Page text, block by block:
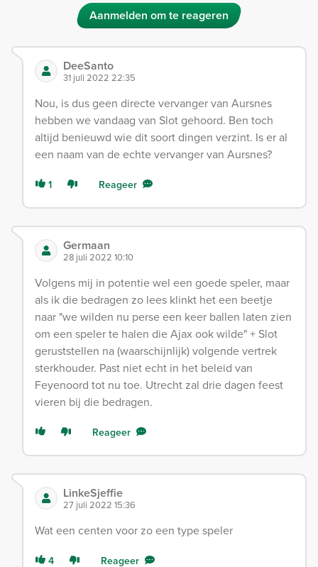
Aanmelden om te reageren
DeeSanto
31 juli 2022 22:35
Nou, is dus geen directe vervanger van Aursnes
hebben we vandaag van Slot gehoord. Ben toch
altijd benieuwd wie dit soort dingen verzint. Is er al
een naam van de echte vervanger van Aursnes?
1 Reageer
Germaan
28 juli 2022 10:10
Volgens mij in potentie wel een goede speler, maar
als ik die bedragen zo lees klinkt het een beetje
naar "we wilden nu perse een keer ballen laten zien
om een speler te halen die Ajax ook wilde" + Slot
geruststellen na (waarschijnlijk) volgende vertrek
sterkhouder. Past niet echt in het beleid van
Feyenoord tot nu toe. Utrecht zal drie dagen feest
vieren bij die bedragen.
Reageer
LinkeSjeffie
27 juli 2022 15:36
Wat een centen voor zo een type speler
4 Reageer